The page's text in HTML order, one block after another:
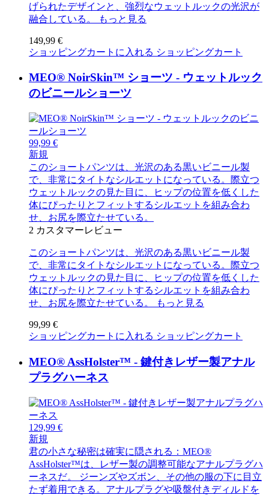
げられたデザインと、強烈なウェットルックの光沢が
融合している。
もっと見る
149,99 €
ショッピングカートに入れる ショッピングカート
MEO® NoirSkin™ ショーツ - ウェットルック
のビニールショーツ
99,99 €
新規
このショートパンツは、光沢のある黒いビニール製
で、非常にタイトなシルエットになっている。際立つ
ウェットルックの見た目に、ヒップの位置を低くした
体にぴったりとフィットするシルエットを組み合わ
せ、お尻を際立たせている。
2 カスタマーレビュー
このショートパンツは、光沢のある黒いビニール製
で、非常にタイトなシルエットになっている。際立つ
ウェットルックの見た目に、ヒップの位置を低くした
体にぴったりとフィットするシルエットを組み合わ
せ、お尻を際立たせている。
もっと見る
99,99 €
ショッピングカートに入れる ショッピングカート
MEO® AssHolster™ - 鍵付きレザー製アナル
プラグハーネス
129,99 €
新規
君の小さな秘密は確実に隠される：MEO®
AssHolster™は、レザー製の調整可能なアナルプラグハ
ーネスだ。 ジーンズやズボン、その他の服の下に目立
たず着用できる。アナルプラグや吸盤付きディルドを